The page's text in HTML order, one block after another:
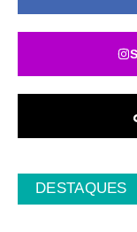
DESTAQUES